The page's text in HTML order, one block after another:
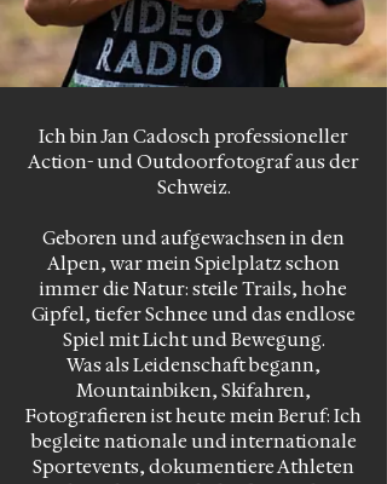
Ich bin Jan Cadosch professioneller
Action- und Outdoorfotograf aus der
Schweiz.
Geboren und aufgewachsen in den
Alpen, war mein Spielplatz schon
immer die Natur: steile Trails, hohe
Gipfel, tiefer Schnee und das endlose
Spiel mit Licht und Bewegung.
Was als Leidenschaft begann,
Mountainbiken, Skifahren,
Fotografieren ist heute mein Beruf: Ich
begleite nationale und internationale
Sportevents, dokumentiere Athleten